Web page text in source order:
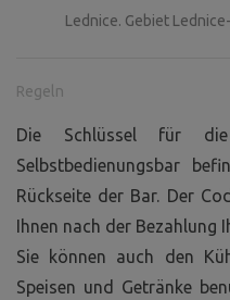
Lednice. Gebiet
Regeln
Die Schlüssel für
Selbstbedienungsbar
Rückseite der Bar. Der
Ihnen nach der Bezahlung
Sie können auch den
Speisen und Getränke